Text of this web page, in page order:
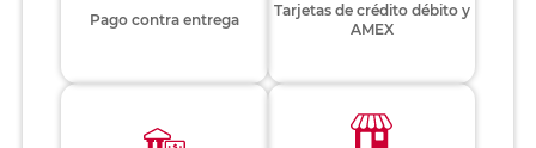
Pago contra entrega
Tarjetas de crédito débito y
AMEX